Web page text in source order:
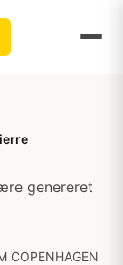
genereret
COPENHAGEN